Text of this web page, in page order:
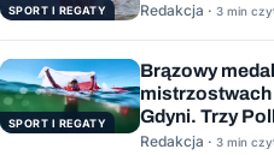
SPORT I REGATY wygranych
Redakcja · 3 min
SPORT I REGATY
Brązowy
mistrzostwach
Gdyni. Trzy
Redakcja · 3 min